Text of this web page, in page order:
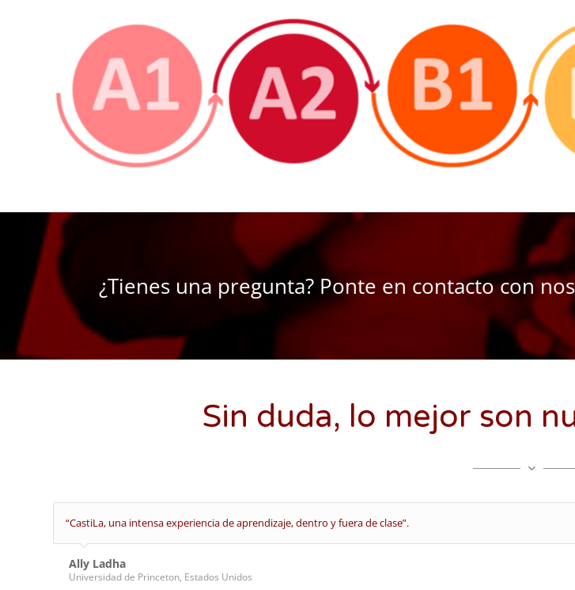
¿Tienes una pregunta? Ponte en contacto con
Sin duda, lo mejor son
“CastiLa, una intensa experiencia de aprendizaje, dentro y fuera de clase”.
Ally Ladha
Universidad de Princeton, Estados Unidos